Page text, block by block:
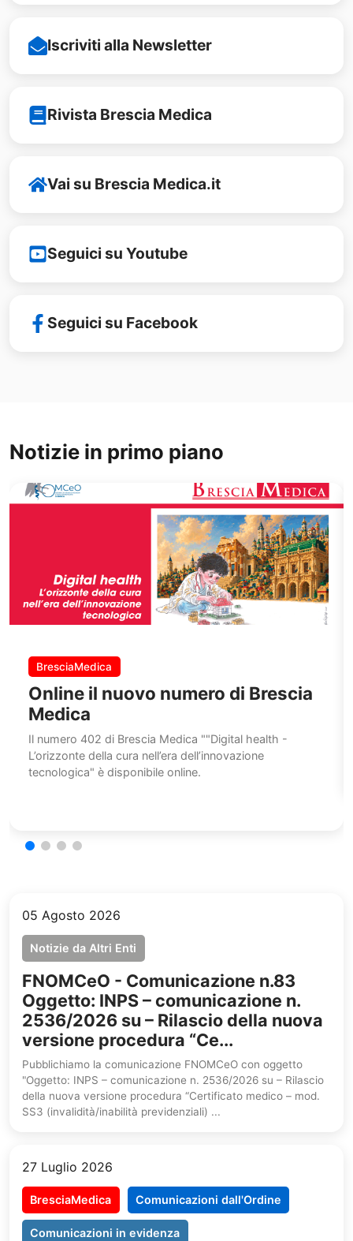
Iscriviti alla Newsletter
Rivista Brescia Medica
Vai su Brescia Medica.it
Seguici su Youtube
Seguici su Facebook
Notizie in primo piano
BresciaMedica
Online il nuovo numero di Brescia
Medica
Il numero 402 di Brescia Medica ""Digital health -
L’orizzonte della cura nell’era dell’innovazione
tecnologica" è disponibile online.
05 Agosto 2026
Notizie da Altri Enti
FNOMCeO - Comunicazione n.83
Oggetto: INPS – comunicazione n.
2536/2026 su – Rilascio della nuova
versione procedura “Ce...
Pubblichiamo la comunicazione FNOMCeO con oggetto
"Oggetto: INPS – comunicazione n. 2536/2026 su – Rilascio
della nuova versione procedura “Certificato medico – mod.
SS3 (invalidità/inabilità previdenziali) ...
27 Luglio 2026
BresciaMedica Comunicazioni dall'Ordine
Comunicazioni in evidenza